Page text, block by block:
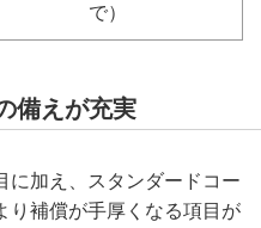
で）
備えが充実
に加え、スタンダードコー
り補償が手厚くなる項目が